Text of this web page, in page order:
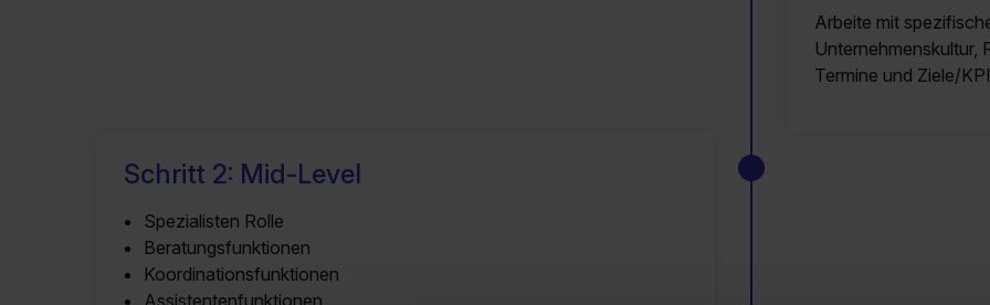
Arbeite mit
Unternehmenskultur,
Termine und Ziele/
Schritt 2: Mid-Level
Spezialisten Rolle
Beratungsfunktionen
Koordinationsfunktionen